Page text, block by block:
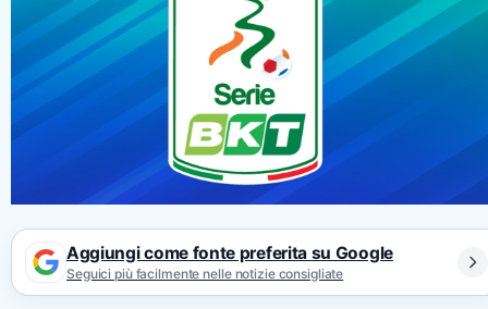
Aggiungi come fonte preferita su Google
Seguici più facilmente nelle notizie consigliate